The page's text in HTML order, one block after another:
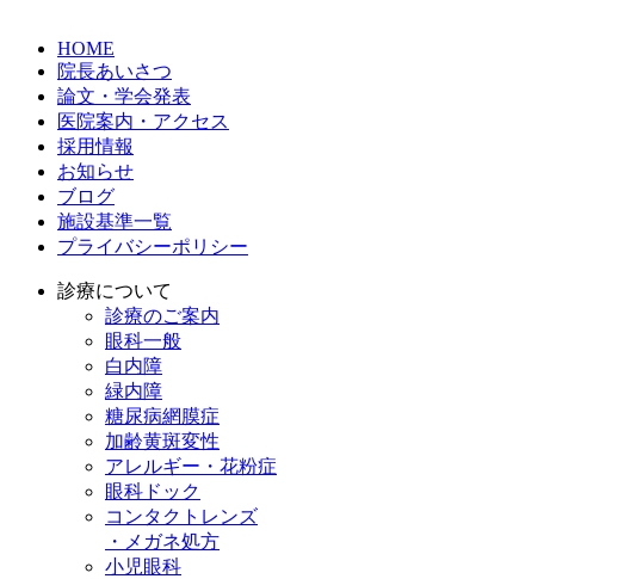
HOME
院長あいさつ
論文・学会発表
医院案内・アクセス
採用情報
お知らせ
ブログ
施設基準一覧
プライバシーポリシー
診療について
診療のご案内
眼科一般
白内障
緑内障
糖尿病網膜症
加齢黄斑変性
アレルギー・花粉症
眼科ドック
コンタクトレンズ
・メガネ処方
小児眼科